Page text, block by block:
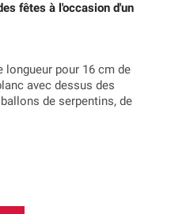
fêtes à l'occasion d'un
longueur pour 16 cm de
avec dessus des
de serpentins, de